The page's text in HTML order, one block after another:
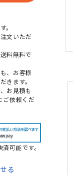
。
文いただ
料無料で
、お客様
きます。
お見積も
ご依頼くだ
可能です。
る